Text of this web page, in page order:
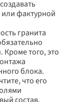
или фактурной
гранита
Кроме того, это
блока.
что его